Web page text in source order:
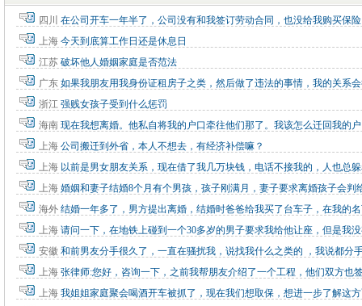
四川 在公司开车一年半了，公司没有和我签订劳动合同，也没给我购买保险
上海 今天到底算工作日还是休息日
江苏 破坏他人婚姻家庭是否范法
广东 如果我朋友用我身份证租房子之类，然后做了违法的事情，我的关系
浙江 强贱女孩子受到什么惩罚
海南 现在我想离婚。他私自将我的户口牵往他们那了。我该怎么迁回我的
上海 公司搬迁到外省，本人不想去，有经济补偿嘛？
上海 以前是男女朋友关系，现在借了我几万块钱，电话不接我的，人也总
上海 婚姻和妻子结婚8个月有个男孩，孩子刚满月，妻子要求离婚孩子会判
海外 结婚一年多了，男方提出离婚，结婚时爸爸给我买了台车子，在我的
上海 请问一下，在地铁上碰到一个30多岁的男子要求我给他让座，但是我
安徽 和前男友分手很久了，一直在骚扰我，说找我什么之类的 ，我说都分
上海 张律师:您好，咨询一下，之前我帮朋友介绍了一个工程，他们双方也
上海 我姐姐家庭聚会喝酒开车被抓了，现在我们想取保，想进一步了解这